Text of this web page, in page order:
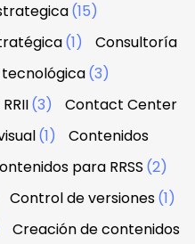
(15)
(1)
Consultoría
(3)
(3)
Contact Center
(1)
Contenidos
para RRSS (2)
Control de versiones(1)
Creación de contenidos